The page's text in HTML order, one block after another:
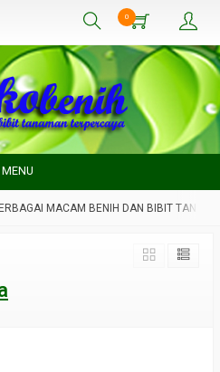
0
MENU
MACAM BENIH DAN BIBIT TANAMAN